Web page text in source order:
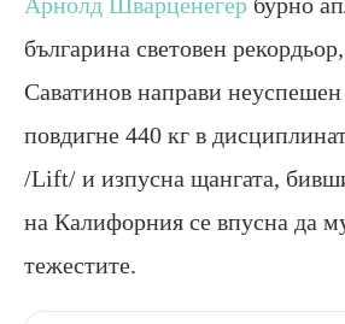
българина световен
Саватинов направи
повдигне 440 кг в
/Lift/ и изпусна щангата,
на Калифорния се впусна да
тежестите.